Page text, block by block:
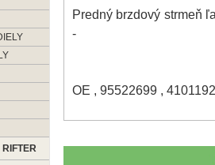
Predný brzdový strmeň
-
OE , 95522699 ,
RIFTER